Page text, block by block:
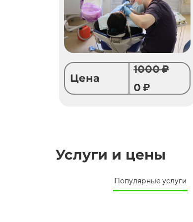
Цена
1000 ₽
0 ₽
Услуги и цены
Популярные услуги